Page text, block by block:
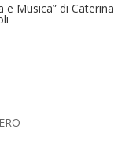
e Musica” di